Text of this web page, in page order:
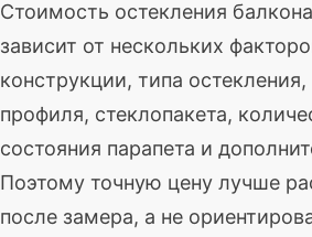
Стоимость остекления
зависит от нескольких
конструкции, типа
профиля, стеклопакета,
состояния парапета и
Поэтому точную цену лучше
после замера, а не